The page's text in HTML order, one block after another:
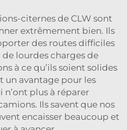
citernes de CLW sont
extrêmement bien. Ils
des routes difficiles
lourdes charges de
à ce qu’ils soient solides
un avantage pour les
n’ont plus à réparer
Ils savent que nos
encaisser beaucoup et